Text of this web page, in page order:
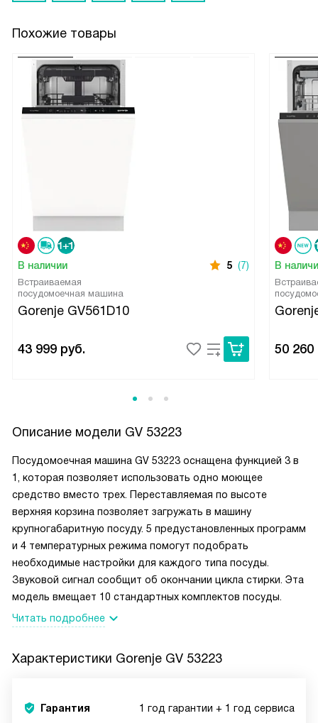
Похожие товары
В наличии 5 (7)
Встраиваемая
посудомоечная машина
Gorenje GV561D10
43 999 руб.
В
50 260
Описание модели GV 53223
Посудомоечная машина GV 53223 оснащена функцией 3 в
1, которая позволяет использовать одно моющее
средство вместо трех. Переставляемая по высоте
верхняя корзина позволяет загружать в машину
крупногабаритную посуду. 5 предустановленных программ
и 4 температурных режима помогут подобрать
необходимые настройки для каждого типа посуды.
Звуковой сигнал сообщит об окончании цикла стирки. Эта
модель вмещает 10 стандартных комплектов посуды.
Читать подробнее
Характеристики Gorenje GV 53223
Гарантия 1 год гарантии + 1 год сервиса